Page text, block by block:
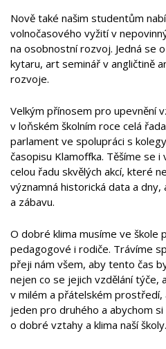
Nově také našim studentům
volnočasového vyžití v
na osobnostní rozvoj. Jedná se
kytaru, art seminář v angličtině
rozvoje.
Velkým přínosem pro upevnění
v loňském školním roce celá
parlament ve spolupráci s
časopisu Klamoffka. Těšíme se i
celou řadu skvělých akcí, které
významná historická data a
a zábavu.
O dobré klima musíme ve škole
pedagogové i rodiče. Trávíme
přeji nám všem, aby tento čas
nejen co se jejich vzdělání týče,
v milém a přátelském prostředí,
jeden pro druhého a abychom
o dobré vztahy a klima naší školy.